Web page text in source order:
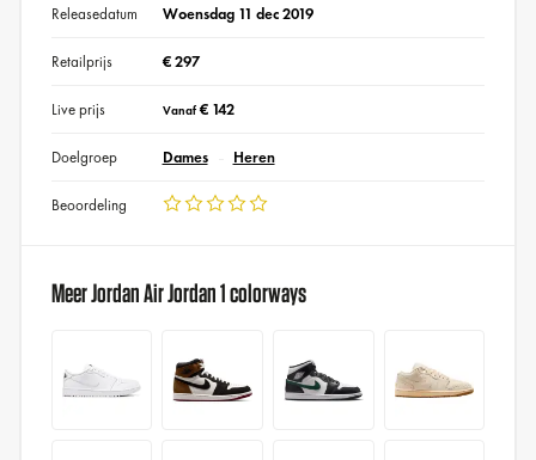
Releasedatum Woensdag 11 dec 2019
Retailprijs € 297
Live prijs Vanaf€ 142
Doelgroep Dames Heren
Beoordeling
Meer Jordan Air Jordan 1 colorways